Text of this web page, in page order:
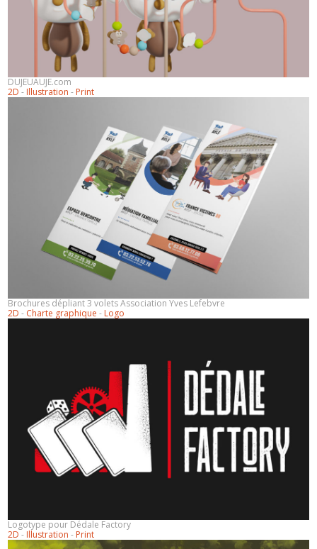
DUJEUAUJE.com
2D - Illustration - Print
Brochures dépliant 3 volets Association Yves Lefebvre
2D - Charte graphique - Logo
Logotype pour Dédale Factory
2D - Illustration - Print